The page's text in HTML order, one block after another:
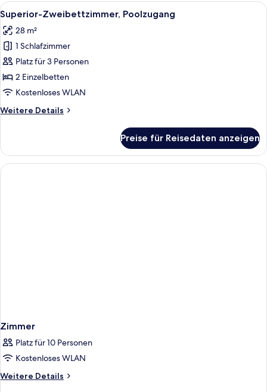
Alle
Fotos
für
Superior-
Zweibettzimmer,
Poolzugang
anzeigen
Ein Hotelzimmer mit Bett,
8
Superior-Zweibettzimmer, Poolzugang
28 m²
1 Schlafzimmer
Platz für 3 Personen
2 Einzelbetten
Kostenloses WLAN
Weitere Details
Weitere
Zweibettzimmer,
Poolzugang
Preise für Reisedaten anzeigen
Zimmer
Platz für 10 Personen
Kostenloses WLAN
Weitere Details
Weitere